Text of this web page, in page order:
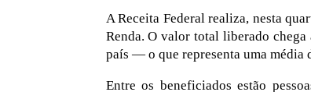
A Receita Federal realiza, nesta
Renda. O valor total liberado
país — o que representa uma média
Entre os beneficiados estão